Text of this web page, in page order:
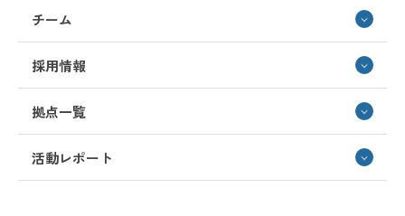
チーム
採用情報
拠点一覧
活動レポート